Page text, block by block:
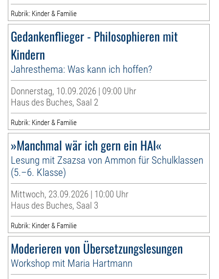
Rubrik: Kinder & Familie
Gedankenflieger - Philosophieren mit
Kindern
Jahresthema: Was kann ich hoffen?
Donnerstag, 10.09.2026 | 09:00 Uhr
Haus des Buches, Saal 2
Rubrik: Kinder & Familie
»Manchmal wär ich gern ein HAI«
Lesung mit Zsazsa von Ammon für Schulklassen
(5.–6. Klasse)
Mittwoch, 23.09.2026 | 10:00 Uhr
Haus des Buches, Saal 3
Rubrik: Kinder & Familie
Moderieren von Übersetzungslesungen
Workshop mit Maria Hartmann